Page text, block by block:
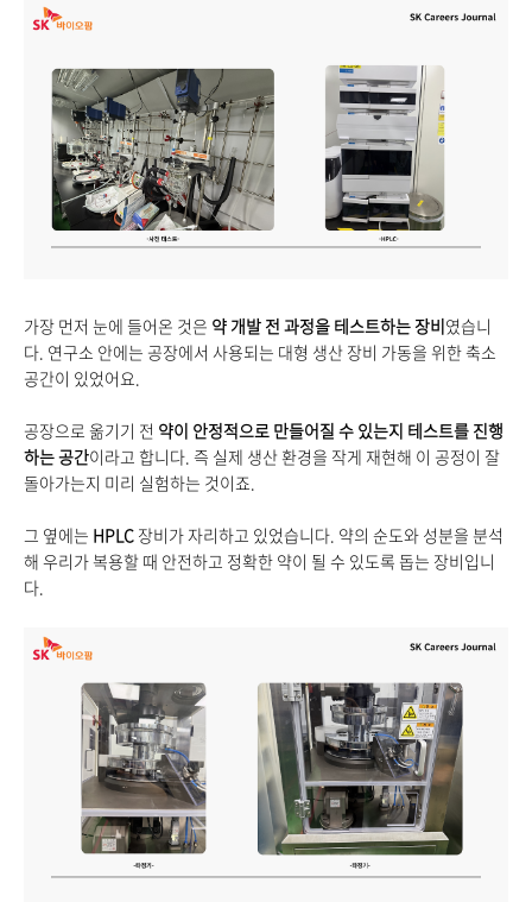
가장 먼저 눈에 들어온 것은 약 개발 전 과정을 테스트하는 장비였습니
다. 연구소 안에는 공장에서 사용되는 대형 생산 장비 가동을 위한 축소
공간이 있었어요.
공장으로 옮기기 전 약이 안정적으로 만들어질 수 있는지 테스트를 진행
하는 공간이라고 합니다. 즉 실제 생산 환경을 작게 재현해 이 공정이 잘
돌아가는지 미리 실험하는 것이죠.
그 옆에는 HPLC 장비가 자리하고 있었습니다. 약의 순도와 성분을 분석
해 우리가 복용할 때 안전하고 정확한 약이 될 수 있도록 돕는 장비입니
다.